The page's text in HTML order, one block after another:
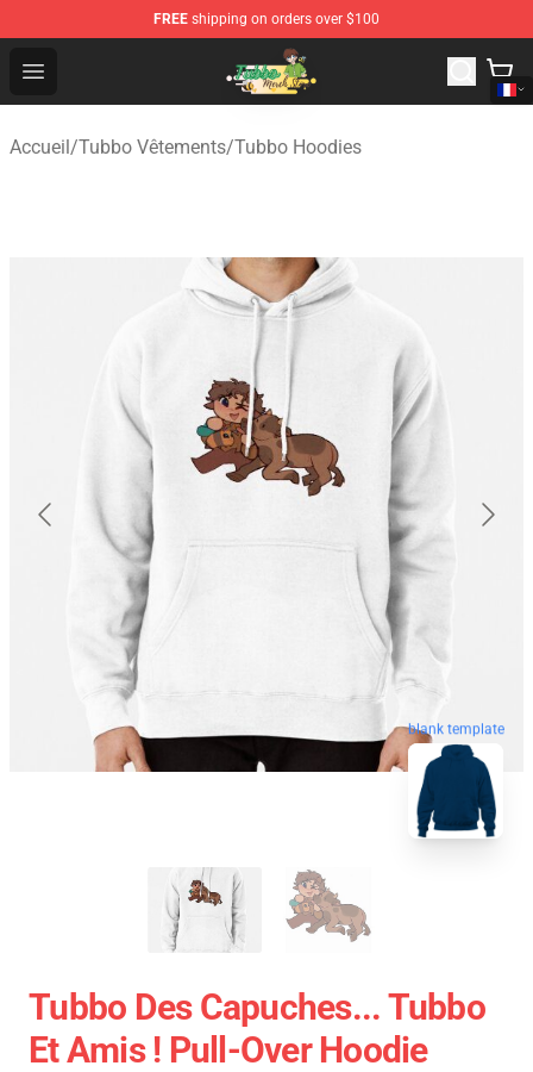
FREE shipping on orders over $100
Open menu
Tubbo Store - Official Tubbo Merchandise Shop
Accueil/Tubbo Vêtements/Tubbo Hoodies
blank template
Tubbo Des Capuches... Tubbo
Et Amis ! Pull-Over Hoodie